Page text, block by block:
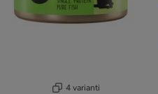
4 varianti